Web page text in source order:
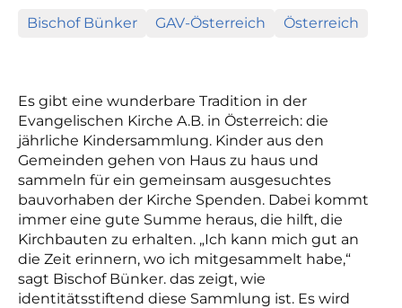
Bischof Bünker GAV-Österreich Österreich
Es gibt eine wunderbare Tradition in der
Evangelischen Kirche A.B. in Österreich: die
jährliche Kindersammlung. Kinder aus den
Gemeinden gehen von Haus zu haus und
sammeln für ein gemeinsam ausgesuchtes
bauvorhaben der Kirche Spenden. Dabei kommt
immer eine gute Summe heraus, die hilft, die
Kirchbauten zu erhalten. „Ich kann mich gut an
die Zeit erinnern, wo ich mitgesammelt habe,“
sagt Bischof Bünker. das zeigt, wie
identitätsstiftend diese Sammlung ist. Es wird